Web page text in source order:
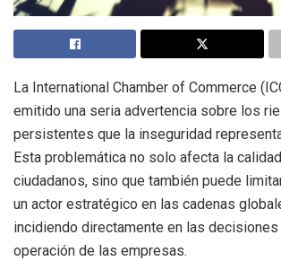
La International Chamber of Commerce
emitido una seria advertencia sobre los
persistentes que la inseguridad
Esta problemática no solo afecta la
ciudadanos, sino que también puede
un actor estratégico en las cadenas
incidiendo directamente en las
operación de las empresas.